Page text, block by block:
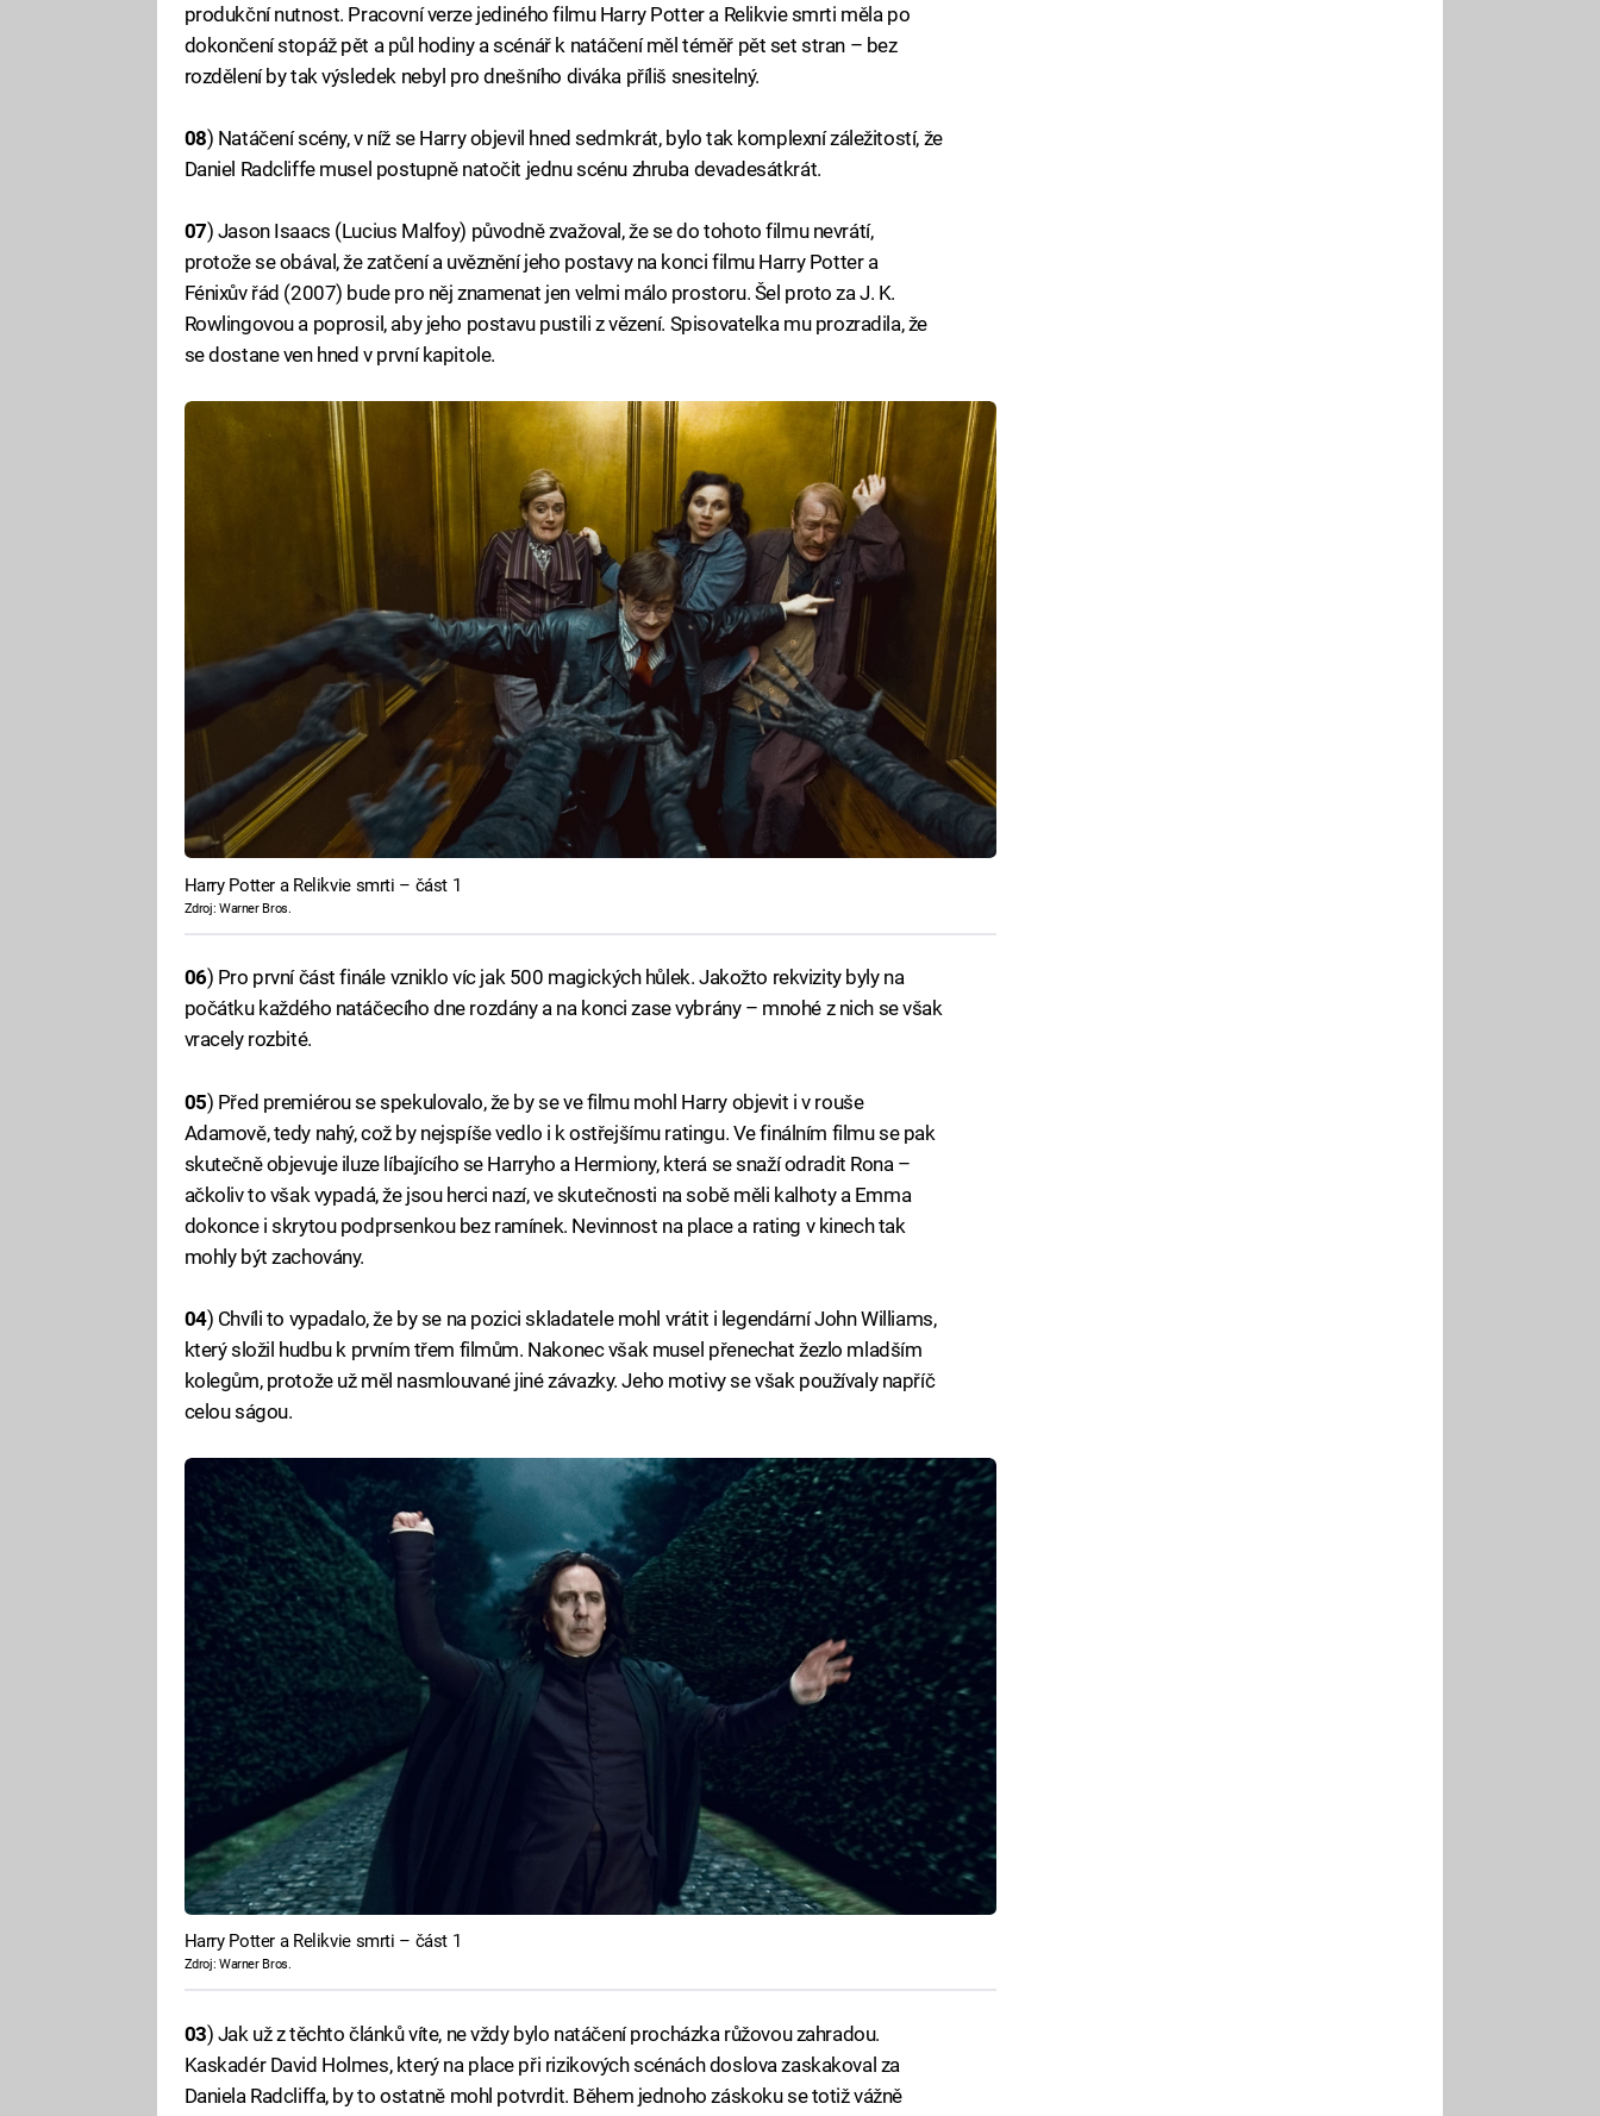
produkční nutnost. Pracovní verze jediného filmu Harry Potter a Relikvie smrti měla po
dokončení stopáž pět a půl hodiny a scénář k natáčení měl téměř pět set stran – bez
rozdělení by tak výsledek nebyl pro dnešního diváka příliš snesitelný.
08) Natáčení scény, v níž se Harry objevil hned sedmkrát, bylo tak komplexní záležitostí, že
Daniel Radcliffe musel postupně natočit jednu scénu zhruba devadesátkrát.
07) Jason Isaacs (Lucius Malfoy) původně zvažoval, že se do tohoto filmu nevrátí,
protože se obával, že zatčení a uvěznění jeho postavy na konci filmu Harry Potter a
Fénixův řád (2007) bude pro něj znamenat jen velmi málo prostoru. Šel proto za J. K.
Rowlingovou a poprosil, aby jeho postavu pustili z vězení. Spisovatelka mu prozradila, že
se dostane ven hned v první kapitole.
Harry Potter a Relikvie smrti – část 1
Zdroj: Warner Bros.
06) Pro první část finále vzniklo víc jak 500 magických hůlek. Jakožto rekvizity byly na
počátku každého natáčecího dne rozdány a na konci zase vybrány – mnohé z nich se však
vracely rozbité.
05) Před premiérou se spekulovalo, že by se ve filmu mohl Harry objevit i v rouše
Adamově, tedy nahý, což by nejspíše vedlo i k ostřejšímu ratingu. Ve finálním filmu se pak
skutečně objevuje iluze líbajícího se Harryho a Hermiony, která se snaží odradit Rona –
ačkoliv to však vypadá, že jsou herci nazí, ve skutečnosti na sobě měli kalhoty a Emma
dokonce i skrytou podprsenkou bez ramínek. Nevinnost na place a rating v kinech tak
mohly být zachovány.
04) Chvíli to vypadalo, že by se na pozici skladatele mohl vrátit i legendární John Williams,
který složil hudbu k prvním třem filmům. Nakonec však musel přenechat žezlo mladším
kolegům, protože už měl nasmlouvané jiné závazky. Jeho motivy se však používaly napříč
celou ságou.
Harry Potter a Relikvie smrti – část 1
Zdroj: Warner Bros.
03) Jak už z těchto článků víte, ne vždy bylo natáčení procházka růžovou zahradou.
Kaskadér David Holmes, který na place při rizikových scénách doslova zaskakoval za
Daniela Radcliffa, by to ostatně mohl potvrdit. Během jednoho záskoku se totiž vážně